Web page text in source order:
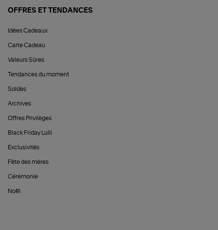
OFFRES ET TENDANCES
Idées Cadeaux
Carte Cadeau
Valeurs Sûres
Tendances du moment
Soldes
Archives
Offres Privilèges
Black Friday Lulli
Exclusivités
Fête des mères
Cérémonie
Noël